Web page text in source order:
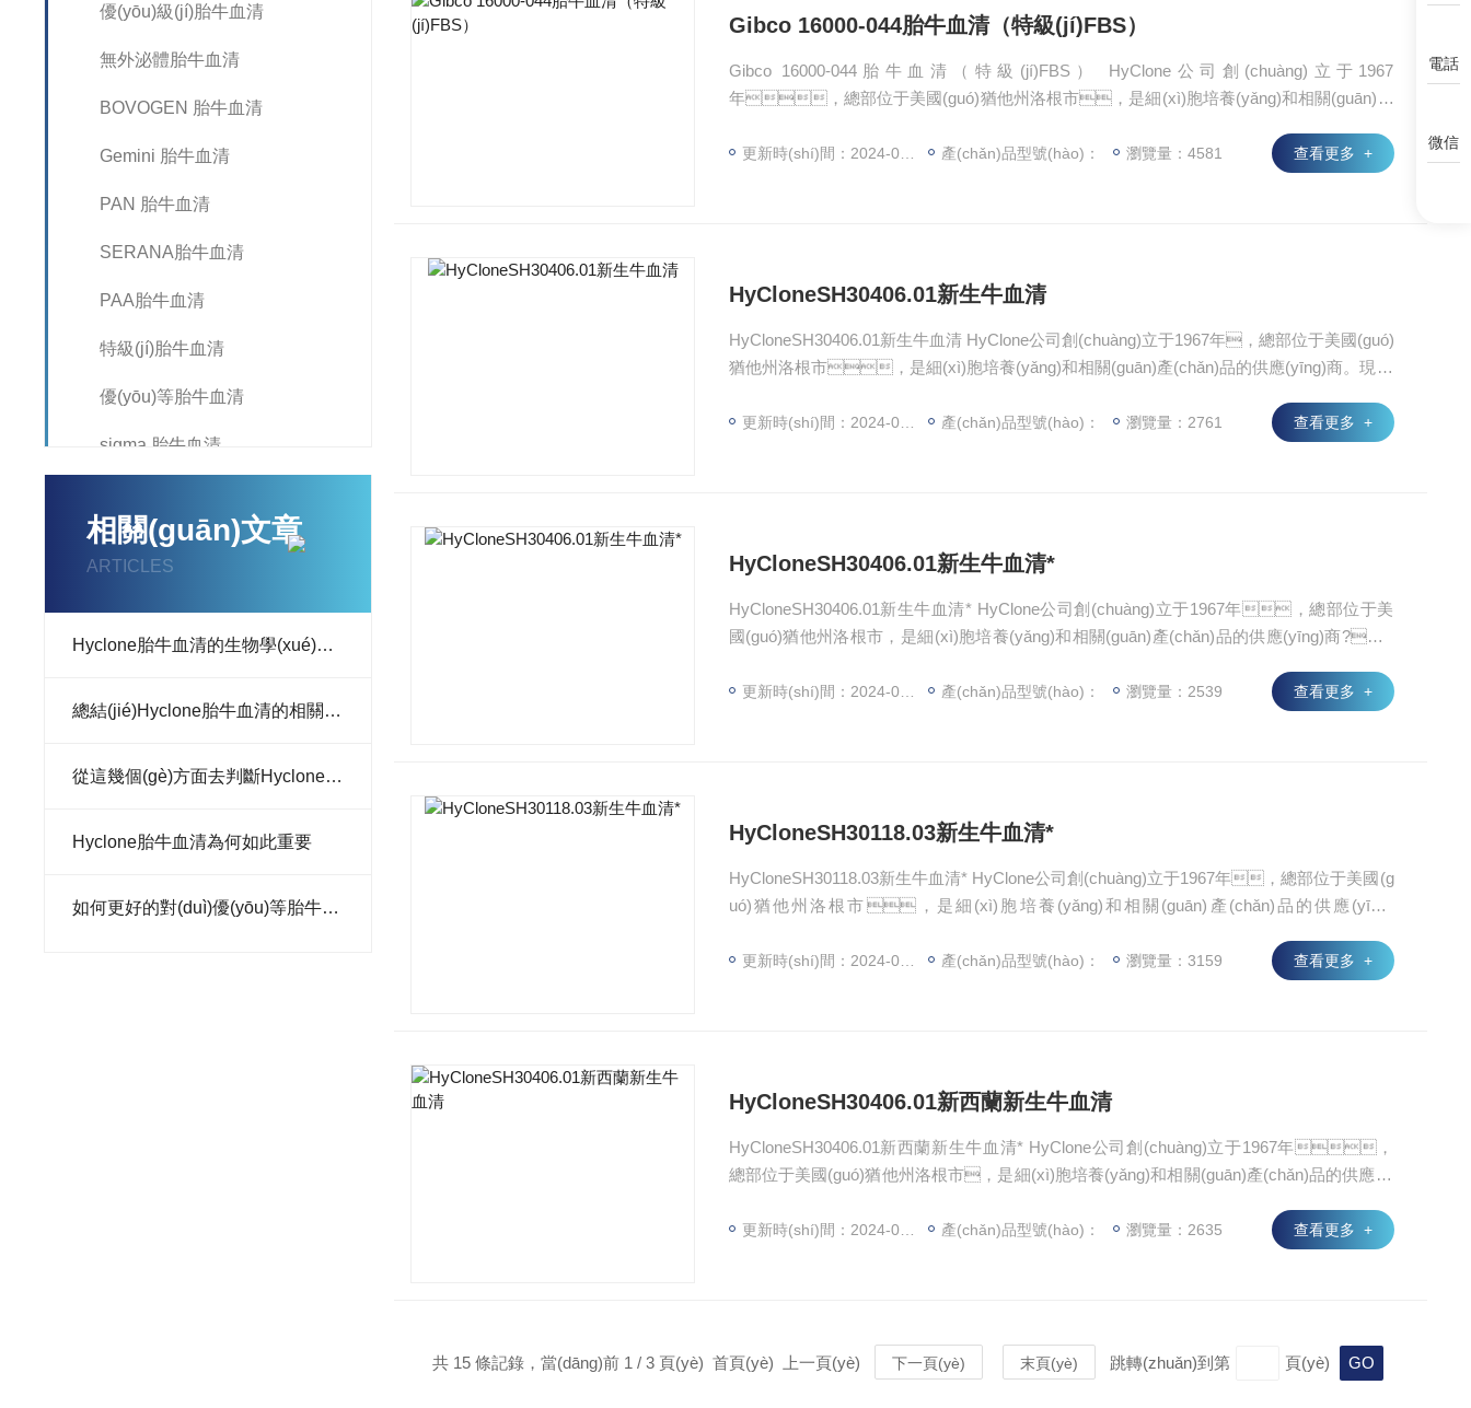
優(yōu)級(jí)胎牛血清
無外泌體胎牛血清
BOVOGEN 胎牛血清
Gemini 胎牛血清
PAN 胎牛血清
SERANA胎牛血清
PAA胎牛血清
特級(jí)胎牛血清
優(yōu)等胎牛血清
sigma 胎牛血清
BI 胎牛血清
Hyclone胎牛血清
相關(guān)文章
ARTICLES
Hyclone胎牛血清的生物學(xué)作用分析
總結(jié)Hyclone胎牛血清的相關(guān)知識(shí)點(diǎn)
從這幾個(gè)方面去判斷Hyclone胎牛血清質(zhì)量的好壞
Hyclone胎牛血清為何如此重要
如何更好的對(duì)優(yōu)等胎牛血清進(jìn)行儲(chǔ)存與解凍？
Gibco 16000-044胎牛血清（特級(jí)FBS）
Gibco 16000-044胎牛血清（特級(jí)FBS） HyClone公司創(chuàng)立于1967
年，總部位于美國(guó)猶他州洛根市，是細(xì)胞培養(yǎng)和相關(guān)產
司。HyClone在美國(guó)藥品食品管理局（FDA）注冊(cè)為“一級(jí)醫(yī)學(xu
更新時(shí)間：2024-07-31 產(chǎn)品型號(hào)： 瀏覽量：4581 查看更多 +
HyCloneSH30406.01新生牛血清
HyCloneSH30406.01新生牛血清 HyClone公司創(chuàng)立于1967年，總部位于美國(guó)
猶他州洛根市，是細(xì)胞培養(yǎng)和相關(guān)產(chǎn)品的供應(yīng)商。現(xi
局（FDA）注冊(cè)為“一級(jí)醫(yī)學(xué)工具生產(chǎn)者”，所有生產(chǎn)
更新時(shí)間：2024-07-31 產(chǎn)品型號(hào)： 瀏覽量：2761 查看更多 +
HyCloneSH30406.01新生牛血清*
HyCloneSH30406.01新生牛血清* HyClone公司創(chuàng)立于1967年，總部位于美
國(guó)猶他州洛根市，是細(xì)胞培養(yǎng)和相關(guān)產(chǎn)品的供應(yīng)商?，F
（FDA）注冊(cè)為“一級(jí)醫(yī)學(xué)工具生產(chǎn)者”，所有生產(chǎn)過程均符合cG
更新時(shí)間：2024-07-31 產(chǎn)品型號(hào)： 瀏覽量：2539 查看更多 +
HyCloneSH30118.03新生牛血清*
HyCloneSH30118.03新生牛血清* HyClone公司創(chuàng)立于1967年，總部位于美國(g
uó)猶他州洛根市，是細(xì)胞培養(yǎng)和相關(guān)產(chǎn)品的供應(yīng)
藥品食品管理局（FDA）注冊(cè)為“一級(jí)醫(yī)學(xué)工具生產(chǎn)者”，所有生產(chǎ
更新時(shí)間：2024-07-27 產(chǎn)品型號(hào)： 瀏覽量：3159 查看更多 +
HyCloneSH30406.01新西蘭新生牛血清
HyCloneSH30406.01新西蘭新生牛血清* HyClone公司創(chuàng)立于1967年，
總部位于美國(guó)猶他州洛根市，是細(xì)胞培養(yǎng)和相關(guān)產(chǎn)品的供應(yī
品食品管理局（FDA）注冊(cè)為“一級(jí)醫(yī)學(xué)工具生產(chǎn)者”，所有生產(chǎ
更新時(shí)間：2024-07-27 產(chǎn)品型號(hào)： 瀏覽量：2635 查看更多 +
共 15 條記錄，當(dāng)前 1 / 3 頁(yè) 首頁(yè) 上一頁(yè) 下一頁(yè) 末頁(yè) 跳轉(zhuǎn)到第 頁(yè)
電話
微信